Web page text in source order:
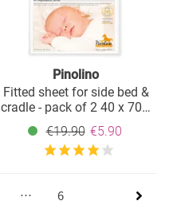
Pinolino
Fitted sheet for side bed &
cradle - pack of 2 40 x 70 /
55 x 90 cm - star - light
blue
€19.90 €5.90
… 6